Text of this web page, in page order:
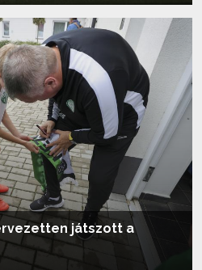
olvasom...
játszott a